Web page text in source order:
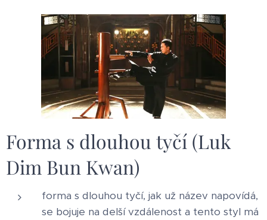
Forma s dlouhou tyčí (Luk
Dim Bun Kwan)
forma s dlouhou tyčí, jak už název napovídá,
se bojuje na delší vzdálenost a tento styl má